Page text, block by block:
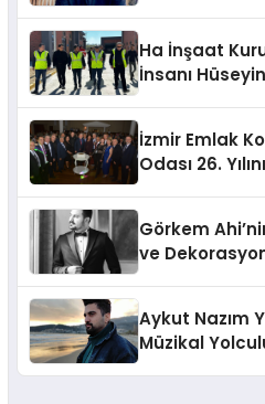
Geldi!
Ha İnşaat
İnsanı
İzmir Emlak
Odası 26.
Görkem
ve
Aykut Nazım
Müzikal